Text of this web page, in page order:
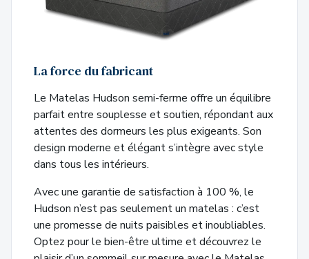
La force du fabricant
Le Matelas Hudson semi-ferme offre un équilibre
parfait entre souplesse et soutien, répondant aux
attentes des dormeurs les plus exigeants. Son
design moderne et élégant s’intègre avec style
dans tous les intérieurs.
Avec une garantie de satisfaction à 100 %, le
Hudson n’est pas seulement un matelas : c’est
une promesse de nuits paisibles et inoubliables.
Optez pour le bien-être ultime et découvrez le